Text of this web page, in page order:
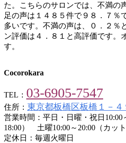
た。こちらのサロンでは、不満の
足の声は１４８５件で９８．７％
多いです。不満の声は、０．２％
ン評価は４．８１と高評価です。
す。
Cocorokara
TEL： 03-6905-7547
住所： 東京都板橋区板橋１－４
営業時間：平日・日曜・祝日10:00
18:00） 土曜10:00～20:00（カット
定休日：毎週火曜日